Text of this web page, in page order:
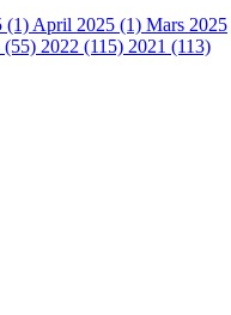
(1) April 2025 (1) Mars 2025
(55) 2022 (115) 2021 (113)